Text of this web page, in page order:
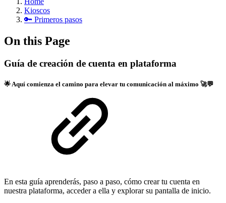
Kioscos
🔑 Primeros pasos
On this Page
Guía de creación de cuenta en plataforma
🌟 Aquí comienza el camino para elevar tu comunicación al máximo 🚀💬
En esta guía aprenderás, paso a paso, cómo crear tu cuenta en
nuestra plataforma, acceder a ella y explorar su pantalla de inicio.